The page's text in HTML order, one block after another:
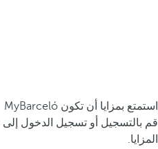
استمتع بمزايا أن تكون MyBarceló
قم بالتسجيل أو تسجيل الدخول إلى
المزايا.